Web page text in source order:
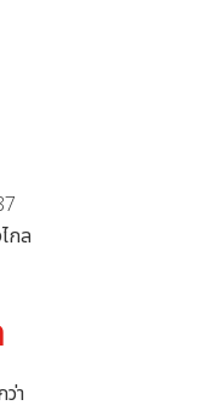
กล
ว่า